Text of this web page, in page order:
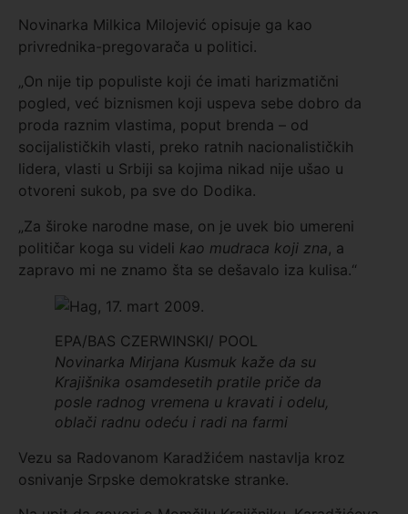
Novinarka Milkica Milojević opisuje ga kao
privrednika-pregovarača u politici.
„On nije tip populiste koji će imati harizmatični
pogled, već biznismen koji uspeva sebe dobro da
proda raznim vlastima, poput brenda – od
socijalističkih vlasti, preko ratnih nacionalističkih
lidera, vlasti u Srbiji sa kojima nikad nije ušao u
otvoreni sukob, pa sve do Dodika.
„Za široke narodne mase, on je uvek bio umereni
političar koga su videli kao mudraca koji zna, a
zapravo mi ne znamo šta se dešavalo iza kulisa.“
EPA/BAS CZERWINSKI/ POOL
Novinarka Mirjana Kusmuk kaže da su
Krajišnika osamdesetih pratile priče da
posle radnog vremena u kravati i odelu,
oblači radnu odeću i radi na farmi
Vezu sa Radovanom Karadžićem nastavlja kroz
osnivanje Srpske demokratske stranke.